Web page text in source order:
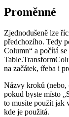
Proměnné
Zjednodušeně lze
předchozího. Tedy
Column“ a počítá
na začátek, třeba i
Názvy kroků (nebo,
pokud byste místo
to musíte použít jak
kde je použitá.